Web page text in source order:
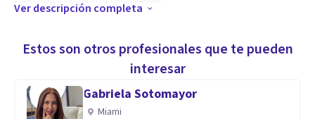
Oficial de Psicólogos de Madrid.
Cursando Nivel Superior de la Formación en Terapia Gestalt
Integrativa. Albor. Instituto de Psicoterapia Integrativa de
Zaragoza.
Ver descripción completa
Estos son otros profesionales que te pueden
interesar
Gabriela Sotomayor
Miami